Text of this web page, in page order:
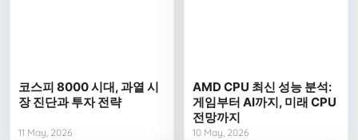
코스피 8000 시대, 과열 시
장 진단과 투자 전략
11 May, 2026
AMD CPU 최신 성능 분석:
게임부터 AI까지, 미래 CPU
전망까지
10 May, 2026